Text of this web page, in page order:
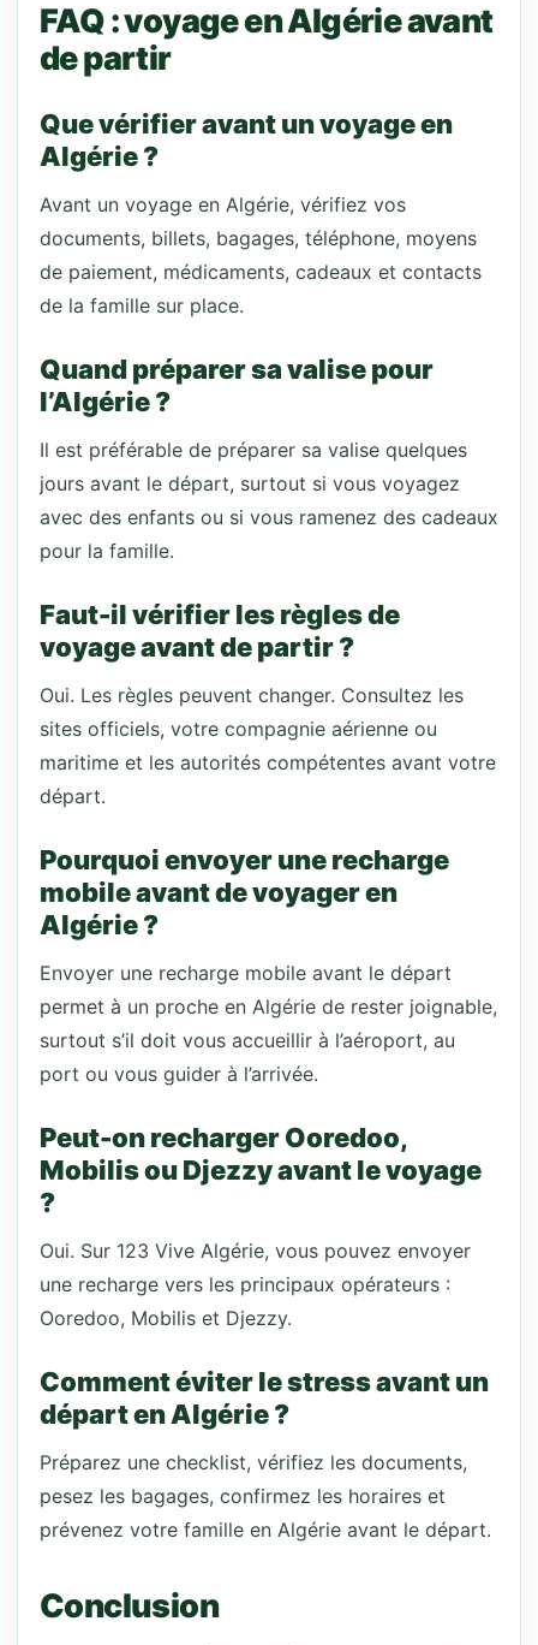
FAQ : voyage en Algérie avant
de partir
Que vérifier avant un voyage en
Algérie ?
Avant un voyage en Algérie, vérifiez vos
documents, billets, bagages, téléphone, moyens
de paiement, médicaments, cadeaux et contacts
de la famille sur place.
Quand préparer sa valise pour
l’Algérie ?
Il est préférable de préparer sa valise quelques
jours avant le départ, surtout si vous voyagez
avec des enfants ou si vous ramenez des cadeaux
pour la famille.
Faut-il vérifier les règles de
voyage avant de partir ?
Oui. Les règles peuvent changer. Consultez les
sites officiels, votre compagnie aérienne ou
maritime et les autorités compétentes avant votre
départ.
Pourquoi envoyer une recharge
mobile avant de voyager en
Algérie ?
Envoyer une recharge mobile avant le départ
permet à un proche en Algérie de rester joignable,
surtout s’il doit vous accueillir à l’aéroport, au
port ou vous guider à l’arrivée.
Peut-on recharger Ooredoo,
Mobilis ou Djezzy avant le voyage
?
Oui. Sur 123 Vive Algérie, vous pouvez envoyer
une recharge vers les principaux opérateurs :
Ooredoo, Mobilis et Djezzy.
Comment éviter le stress avant un
départ en Algérie ?
Préparez une checklist, vérifiez les documents,
pesez les bagages, confirmez les horaires et
prévenez votre famille en Algérie avant le départ.
Conclusion